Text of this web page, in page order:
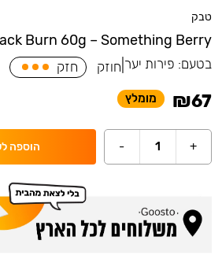
טבק
Burn 60g – Something Berry
בטעם: פירות יער חוזק חזק
₪67 מומלץ
+
1
- הוספה